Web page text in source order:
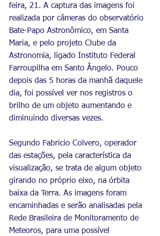
feira, 21. A captura das imagens foi
realizada por câmeras do observatório
Bate-Papo Astronômico, em Santa
Maria, e pelo projeto Clube da
Astronomia, ligado Instituto Federal
Farroupilha em Santo Ângelo. Pouco
depois das 5 horas da manhã daquele
dia, foi possível ver nos registros o
brilho de um objeto aumentando e
diminuindo diversas vezes.
Segundo Fabricio Colvero, operador
das estações, pela característica da
visualização, se trata de algum objeto
girando no próprio eixo, na órbita
baixa da Terra. As imagens foram
encaminhadas e serão analisadas pela
Rede Brasileira de Monitoramento de
Meteoros, para uma possível